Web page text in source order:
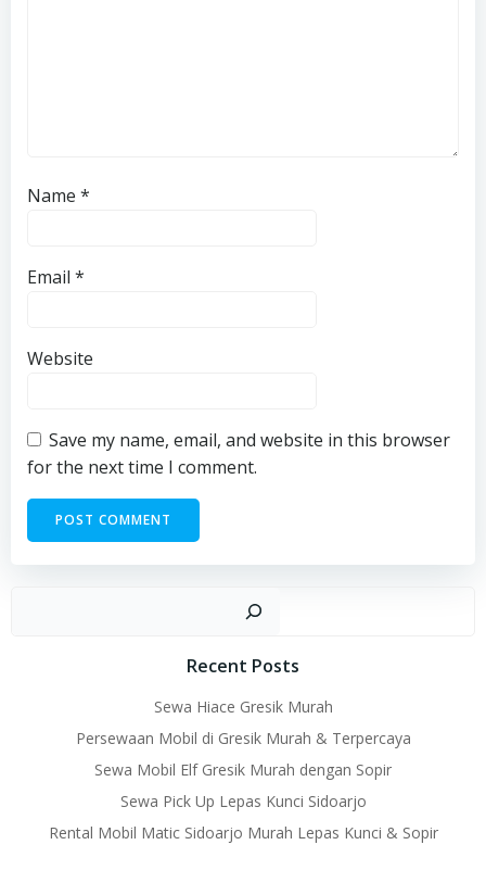
Name *
Email *
Website
Save my name, email, and website in this browser
for the next time I comment.
Recent Posts
Sewa Hiace Gresik Murah
Persewaan Mobil di Gresik Murah & Terpercaya
Sewa Mobil Elf Gresik Murah dengan Sopir
Sewa Pick Up Lepas Kunci Sidoarjo
Rental Mobil Matic Sidoarjo Murah Lepas Kunci & Sopir